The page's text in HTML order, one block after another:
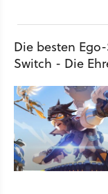
Die besten
Switch - Die